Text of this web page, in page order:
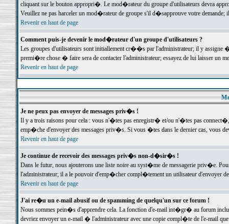
cliquant sur le bouton appropri�. Le mod�rateur du groupe d'utilisateurs devra
Veuillez ne pas harceler un mod�rateur de groupe s'il d�sapprouve votre demande;
Revenir en haut de page
Comment puis-je devenir le mod�rateur d'un groupe d'utilisateurs ?
Les groupes d'utilisateurs sont initiallement cr��s par l'administrateur; il y
premi�re chose � faire sera de contacter l'administrateur; essayez de lui laisser un
Revenir en haut de page
Je ne peux pas envoyer de messages priv�s !
Il y a trois raisons pour cela : vous n'�tes pas enregistr� et/ou n'�tes pas
emp�che d'envoyer des messages priv�s. Si vous �tes dans le dernier cas, vous
Revenir en haut de page
Je continue de recevoir des messages priv�s non-d�sir�s !
Dans le futur, nous ajouterons une liste noire au syst�me de messagerie priv�e.
l'administrateur; il a le pouvoir d'emp�cher compl�tement un utilisateur d'envoyer
Revenir en haut de page
J'ai re�u un e-mail abusif ou de spamming de quelqu'un sur ce forum !
Nous sommes pein�s d'apprendre cela. La fonction d'e-mail int�gr� au forum inclut
devriez envoyer un e-mail � l'administrateur avec une copie compl�te de l'e-mail